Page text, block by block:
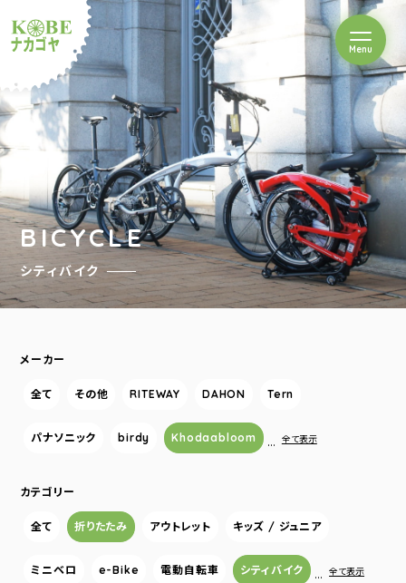
ルショップナカゴヤ
Menuを開閉
BICYCLE
シティバイク
メーカー
全て その他 RITEWAY DAHON Tern
パナソニック birdy Khodaabloom … 全て表示
カテゴリー
全て 折りたたみ アウトレット キッズ / ジュニア
ミニベロ e-Bike 電動自転車 シティバイク … 全て表示